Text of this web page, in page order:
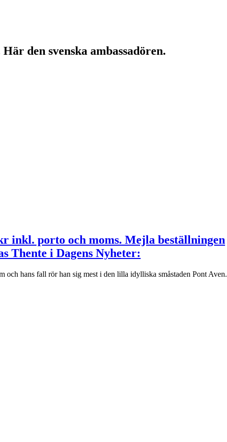
den svenska ambassadören.
inkl. porto och moms. Mejla beställningen
Thente i Dagens Nyheter:
hans fall rör han sig mest i den lilla idylliska småstaden Pont Aven.